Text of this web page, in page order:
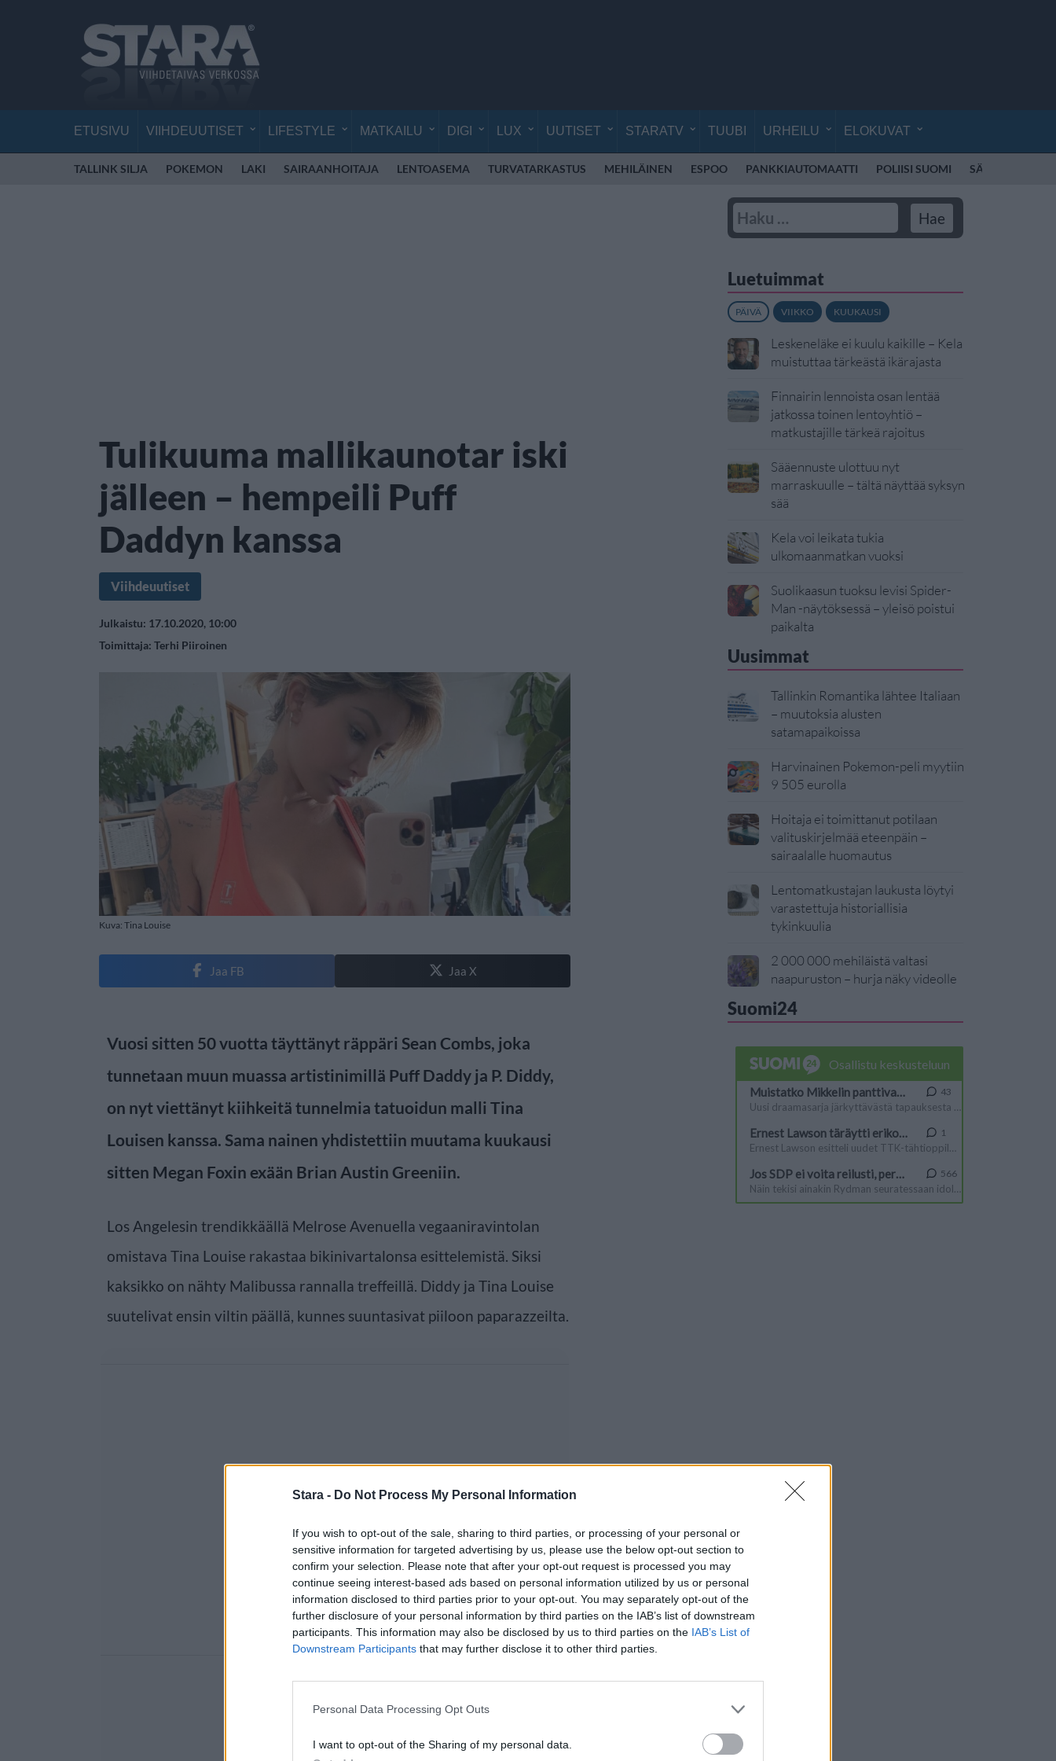
Stara - Do Not Process My Personal Information
If you wish to opt-out of the sale, sharing to third parties, or processing of your personal or
sensitive information for targeted advertising by us, please use the below opt-out section to
confirm your selection. Please note that after your opt-out request is processed you may
continue seeing interest-based ads based on personal information utilized by us or personal
information disclosed to third parties prior to your opt-out. You may separately opt-out of the
further disclosure of your personal information by third parties on the IAB’s list of downstream
participants. This information may also be disclosed by us to third parties on the IAB’s List of
Downstream Participants that may further disclose it to other third parties.
Personal Data Processing Opt Outs
I want to opt-out of the Sharing of my personal data.
ETUSIVU VIIHDEUUTISET LIFESTYLE MATKAILU DIGI LUX UUTISET STARATV TUUBI URHEILU ELOKUVAT
TALLINK SILJA POKEMON LAKI SAIRAANHOITAJA LENTOASEMA TURVATARKASTUS MEHILÄINEN ESPOO PANKKIAUTOMAATTI POLIISI SUOMI
Tulikuuma mallikaunotar iski
jälleen – hempeili Puff
Daddyn kanssa
Viihdeuutiset
Julkaistu: 17.10.2020, 10:00
Toimittaja: Terhi Piiroinen
Kuva: Tina Louise
Jaa FB Jaa X
Vuosi sitten 50 vuotta täyttänyt räppäri Sean Combs, joka
tunnetaan muun muassa artistinimillä Puff Daddy ja P. Diddy,
on nyt viettänyt kiihkeitä tunnelmia tatuoidun malli Tina
Louisen kanssa. Sama nainen yhdistettiin muutama kuukausi
sitten Megan Foxin exään Brian Austin Greeniin.
Los Angelesin trendikkäällä Melrose Avenuella vegaaniravintolan
omistava Tina Louise rakastaa bikinivartalonsa esittelemistä. Siksi
kaksikko on nähty Malibussa rannalla treffeillä. Diddy ja Tina Louise
suutelivat ensin viltin päällä, kunnes suuntasivat piiloon paparazzeilta.
Luetuimmat
PÄIVÄ VIIKKO KUUKAUSI
Leskeneläke ei kuulu kaikille – Kela
muistuttaa tärkeästä ikärajasta
Finnairin lennoista osan lentää
jatkossa toinen lentoyhtiö –
matkustajille tärkeä rajoitus
Sääennuste ulottuu nyt
marraskuulle – tältä näyttää syksyn
sää
Kela voi leikata tukia
ulkomaanmatkan vuoksi
Suolikaasun tuoksu levisi Spider-
Man -näytöksessä – yleisö poistui
paikalta
Uusimmat
Tallinkin Romantika lähtee Italiaan
– muutoksia alusten
satamapaikoissa
Harvinainen Pokemon-peli myytiin
9 505 eurolla
Hoitaja ei toimittanut potilaan
valituskirjelmää eteenpäin –
sairaalalle huomautus
Lentomatkustajan laukusta löytyi
varastettuja historiallisia
tykinkuulia
2 000 000 mehiläistä valtasi
naapuruston – hurja näky videolle
Suomi24